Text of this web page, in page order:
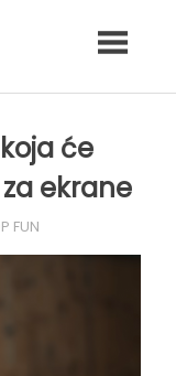
će
ekrane
FUN